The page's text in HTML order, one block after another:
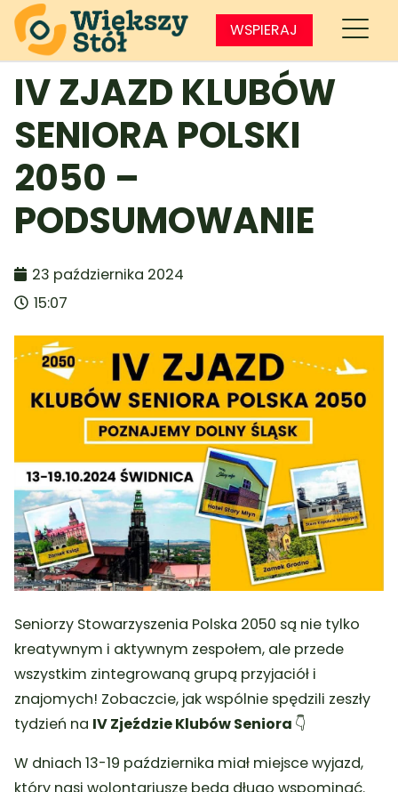
WSPIERAJ
IV ZJAZD KLUBÓW
SENIORA POLSKI
2050 –
PODSUMOWANIE
23 października 2024
15:07
Seniorzy Stowarzyszenia Polska 2050 są nie tylko
kreatywnym i aktywnym zespołem, ale przede
wszystkim zintegrowaną grupą przyjaciół i
znajomych! Zobaczcie, jak wspólnie spędzili zeszły
tydzień na IV Zjeździe Klubów Seniora 👇
W dniach 13-19 października miał miejsce wyjazd,
który nasi wolontariusze będą długo wspominać.